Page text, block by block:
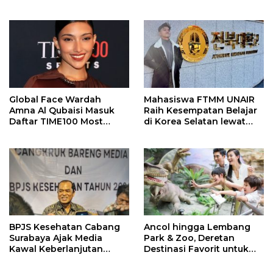
Global Face Wardah
Amna Al Qubaisi Masuk
Daftar TIME100 Most
Mahasiswa FTMM UNAIR
Raih Kesempatan Belajar
di Korea Selatan lewat
BPJS Kesehatan Cabang
Surabaya Ajak Media
Kawal Keberlanjutan
Ancol hingga Lembang
Park & Zoo, Deretan
Destinasi Favorit untuk